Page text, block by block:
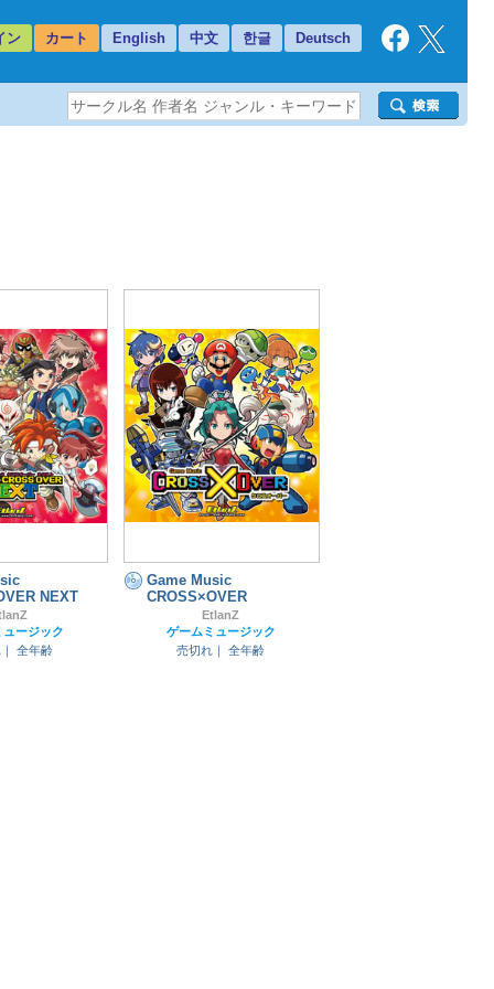
ン カート English 中文 한글 Deutsch
NEXT
ュージック
全年齢
Game Music
CROSS×OVER
EtlanZ
ゲームミュージック
売切れ｜
全年齢